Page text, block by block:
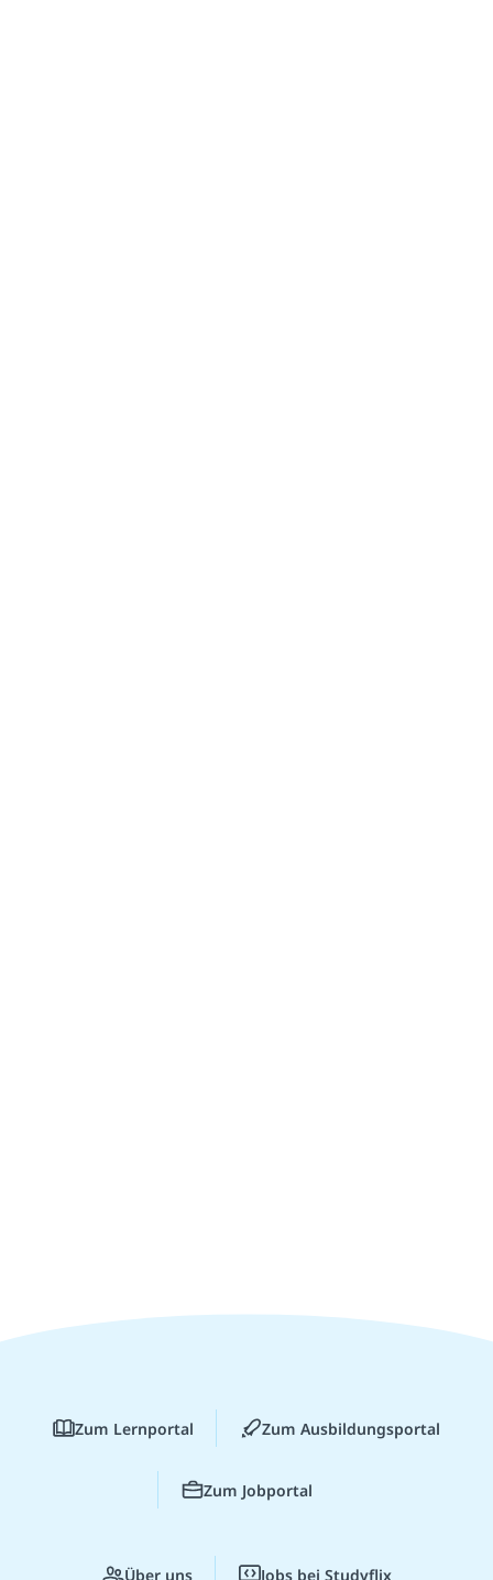
Zum Lernportal Zum Ausbildungsportal
Zum Jobportal
Über uns Jobs bei Studyflix